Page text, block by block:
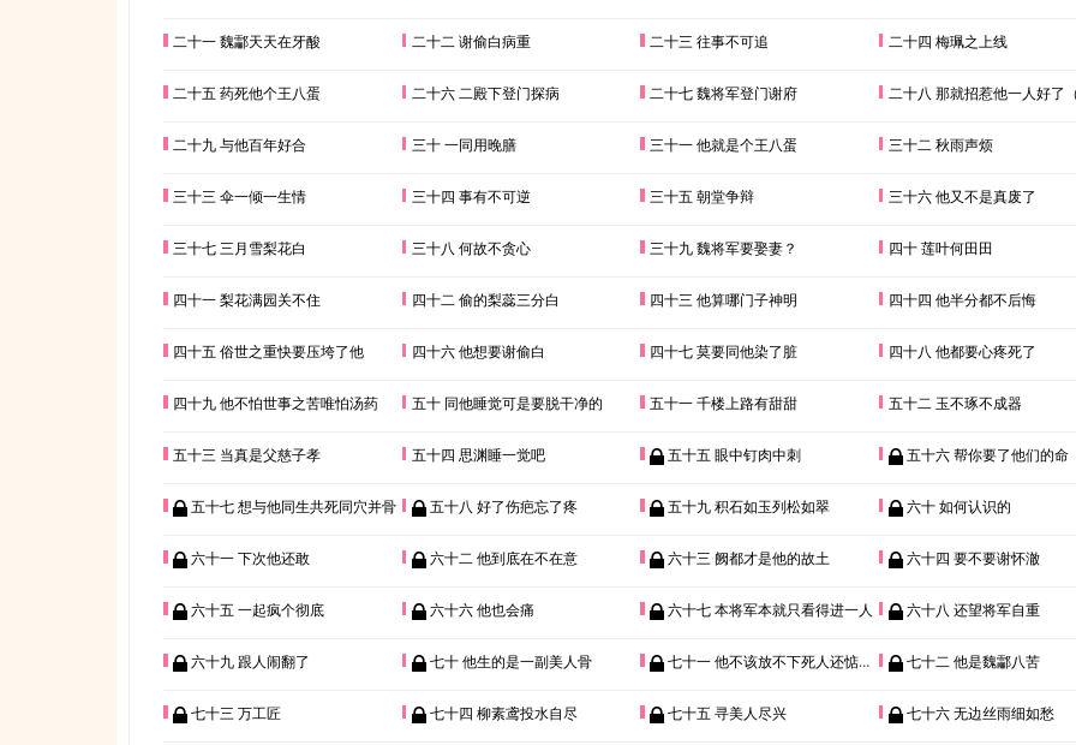
二十一 魏酃天天在牙酸 二十二 谢偷白病重 二十三 往事不可追 二十四 梅珮之上线
二十五 药死他个王八蛋 二十六 二殿下登门探病 二十七 魏将军登门谢府 二十八 那就招惹他一人好了（表白
二十九 与他百年好合 三十 一同用晚膳 三十一 他就是个王八蛋 三十二 秋雨声烦
三十三 伞一倾一生情 三十四 事有不可逆 三十五 朝堂争辩 三十六 他又不是真废了
三十七 三月雪梨花白 三十八 何故不贪心 三十九 魏将军要娶妻？ 四十 莲叶何田田
四十一 梨花满园关不住 四十二 偷的梨蕊三分白 四十三 他算哪门子神明 四十四 他半分都不后悔
四十五 俗世之重快要压垮了他 四十六 他想要谢偷白 四十七 莫要同他染了脏 四十八 他都要心疼死了
四十九 他不怕世事之苦唯怕汤药 五十 同他睡觉可是要脱干净的 五十一 千楼上路有甜甜 五十二 玉不琢不成器
五十三 当真是父慈子孝 五十四 思渊睡一觉吧 五十五 眼中钉肉中刺 五十六 帮你要了他们的命
五十七 想与他同生共死同穴并骨 五十八 好了伤疤忘了疼 五十九 积石如玉列松如翠 六十 如何认识的
六十一 下次他还敢 六十二 他到底在不在意 六十三 阙都才是他的故土 六十四 要不要谢怀澈
六十五 一起疯个彻底 六十六 他也会痛 六十七 本将军本就只看得进一人 六十八 还望将军自重
六十九 跟人闹翻了 七十 他生的是一副美人骨 七十一 他不该放不下死人还惦记活人 七十二 他是魏酃八苦
七十三 万工匠 七十四 柳素鸢投水自尽 七十五 寻美人尽兴 七十六 无边丝雨细如愁